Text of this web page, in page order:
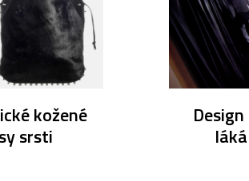
kožené
srsti